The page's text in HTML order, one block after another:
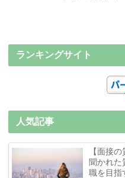
ランキングサイト
人気記事
【面接
聞かれた
職を目指